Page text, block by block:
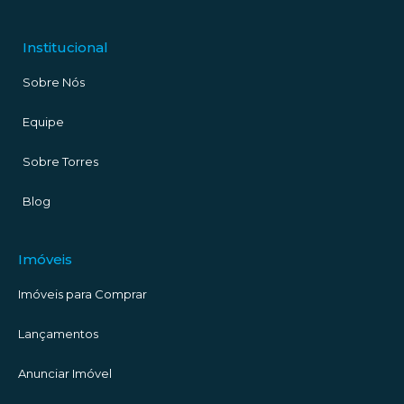
Institucional
Sobre Nós
Equipe
Sobre Torres
Blog
Imóveis
Imóveis para Comprar
Lançamentos
Anunciar Imóvel